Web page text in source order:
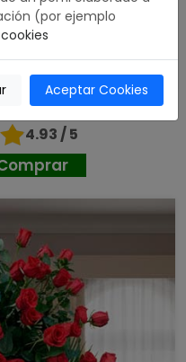
de tonos claros
4.93 / 5
(por ejemplo
Aceptar Cookies